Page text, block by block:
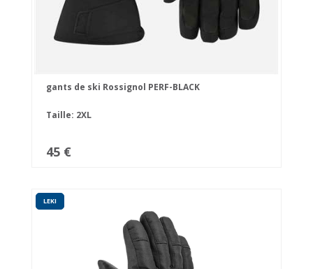
gants de ski Rossignol PERF-BLACK
Taille: 2XL
45 €
LEKI